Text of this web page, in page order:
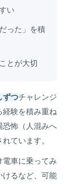
い
った」を積
とが大切
ずつチャレンジ
経験を積み重ね
恐怖（人混みへ
ています。
電車に乗ってみ
けるなど、可能